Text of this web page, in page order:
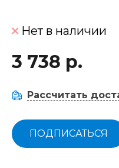
Нет в наличии
3 738 р.
Рассчитать
ПОДПИСАТЬСЯ